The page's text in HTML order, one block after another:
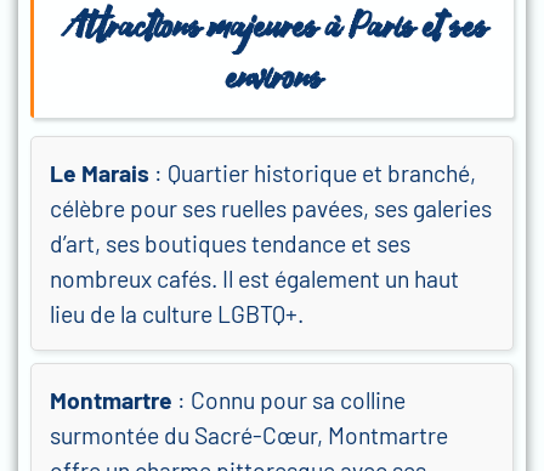
Attractions majeures àParis et ses
environs
Le Marais : Quartier historique et branché,
célèbre pour ses ruelles pavées, ses galeries
d’art, ses boutiques tendance et ses
nombreux cafés. Il est également un haut
lieu de la culture LGBTQ+.
Montmartre : Connu pour sa colline
surmontée du Sacré-Cœur, Montmartre